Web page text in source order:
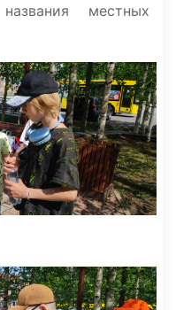
местных